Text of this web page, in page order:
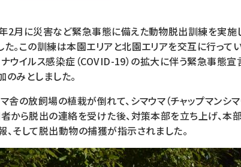
2月に災害など緊急事態に備えた動物脱出訓練を実施
。この訓練は本園エリアと北園エリアを交互に行って
ウイルス感染症（COVID-19）の拡大に伴う緊急事態
みとしました。
舎の放飼場の植栽が倒れて、シマウマ（チャップマンシ
から脱出の連絡を受けた後、対策本部を立ち上げ、本
そして脱出動物の捕獲が指示されました。